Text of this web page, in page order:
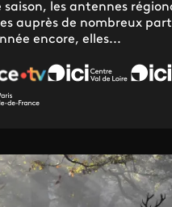
saison, les antennes
auprès de nombreux
encore, elles...